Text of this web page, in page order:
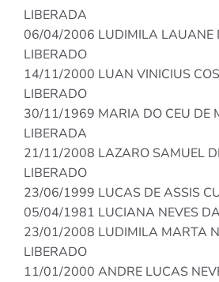
LIBERADA
06/04/2006 LUDIMILA LAUANE
LIBERADO
14/11/2000 LUAN VINICIUS
LIBERADO
30/11/1969 MARIA DO CEU DE
LIBERADA
21/11/2008 LAZARO SAMUEL
LIBERADO
23/06/1999 LUCAS DE ASSIS
05/04/1981 LUCIANA NEVES
23/01/2008 LUDIMILA MARTA
LIBERADO
11/01/2000 ANDRE LUCAS